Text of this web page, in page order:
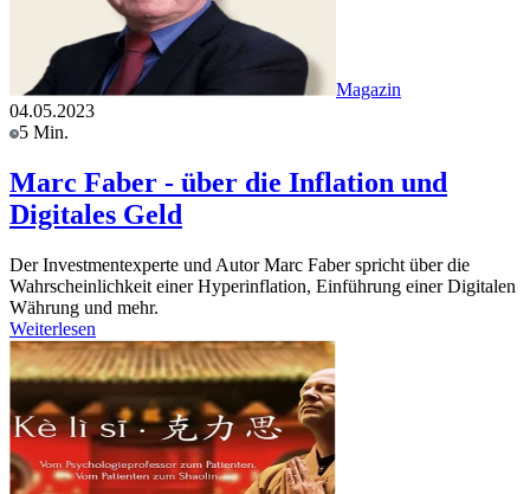
Magazin
04.05.2023
5 Min.
Marc Faber - über die Inflation und
Digitales Geld
Der Investmentexperte und Autor Marc Faber spricht über die
Wahrscheinlichkeit einer Hyperinflation, Einführung einer Digitalen
Währung und mehr.
Weiterlesen